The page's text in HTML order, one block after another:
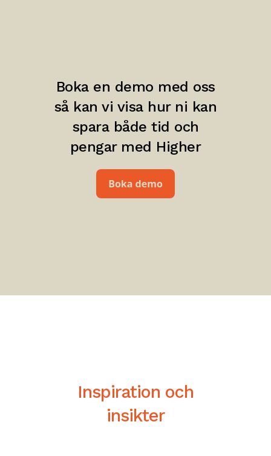
Boka en demo med oss
så kan vi visa hur ni kan
spara både tid och
pengar med Higher
Inspiration och
insikter